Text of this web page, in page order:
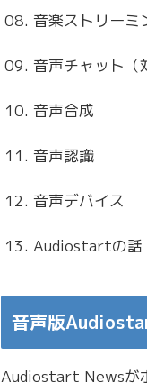
08. 音楽ストリーミ
09. 音声チャット（
10. 音声合成
11. 音声認識
12. 音声デバイス
13. Audiostartの話
音声版
Audiostart Newsが